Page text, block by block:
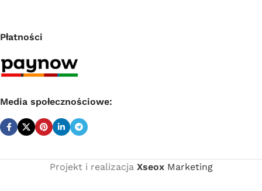
Płatności
Media społecznościowe:
Projekt i realizacja XseoxMarketing